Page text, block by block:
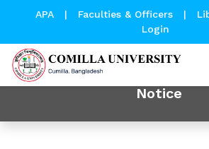
APA | Faculties & Officers |
Login
Notice